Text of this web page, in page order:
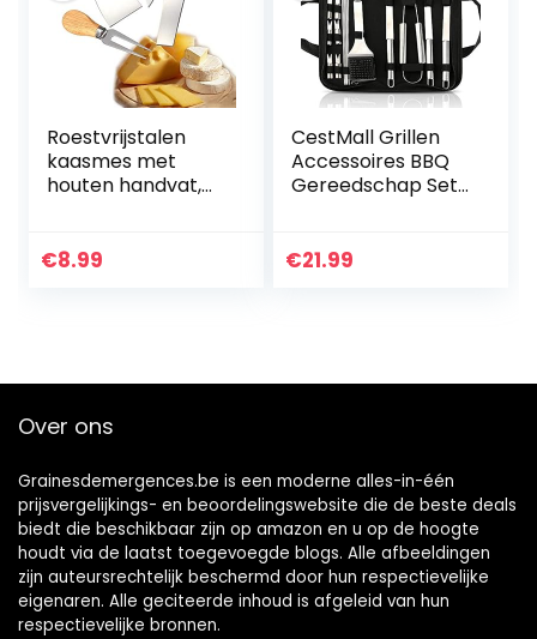
Roestvrijstalen
kaasmes met
houten handvat,
superscherpe
€8.99
CestMall Grillen
Accessoires BBQ
Gereedschap Set,
Kit met Non-Slip
€21.99
Over ons
Grainesdemergences.be is een moderne alles-in-één
prijsvergelijkings- en beoordelingswebsite die de beste deals
biedt die beschikbaar zijn op amazon en u op de hoogte
houdt via de laatst toegevoegde blogs. Alle afbeeldingen
zijn auteursrechtelijk beschermd door hun respectievelijke
eigenaren. Alle geciteerde inhoud is afgeleid van hun
respectievelijke bronnen.